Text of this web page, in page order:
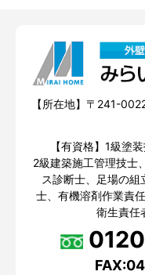
【所在地】〒241-
【有資格】1級塗
2級建築施工管理技士
ス診断士、足場の
士、有機溶剤作業責
衛生責任